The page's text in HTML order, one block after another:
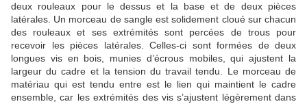
deux rouleaux pour le dessus et la base et de deux pièces
latérales. Un morceau de sangle est solidement cloué sur chacun
des rouleaux et ses extrémités sont percées de trous pour
recevoir les pièces latérales.
Celles-ci sont formées de deux
longues vis en bois, munies d’écrous mobiles, qui ajustent la
largeur du cadre et la tension du travail tendu.
Le morceau de
matériau qui est tendu entre est le lien qui maintient le cadre
ensemble, car les extrémités des vis s’ajustent légèrement dans